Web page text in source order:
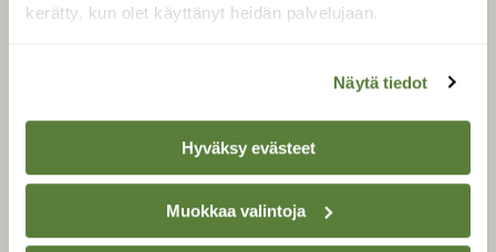
kerätty, kun olet käyttänyt heidän palvelujaan.
Näytä tiedot
Hyväksy evästeet
Muokkaa valintoja
Tilaa uutiskirje
SUOJELU­LIITTO
Suomen Luonto -lehden
kustantaja on
luonnonsuojelu­liitto.